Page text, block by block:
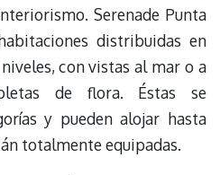
Serenade Punta
distribuidas en
con vistas al mar o a
de flora. Éstas se
y pueden alojar hasta
totalmente equipadas.